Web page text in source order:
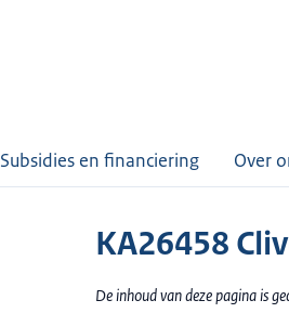
Subsidies en financiering Over
KA26458
De inhoud van deze pagina is